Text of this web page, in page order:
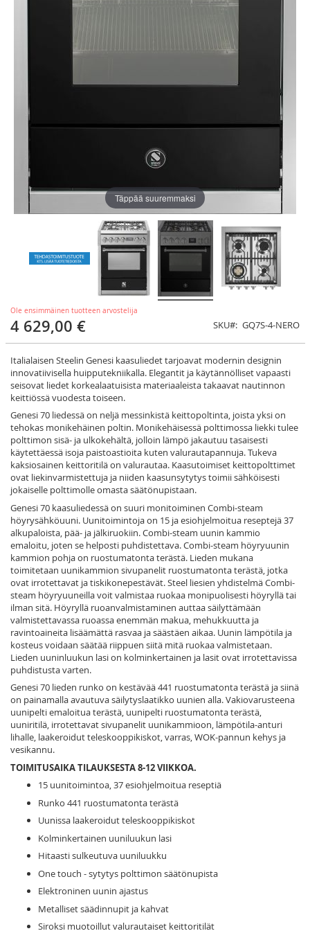
Ole ensimmäinen tuotteen arvostelija
4 629,00 € SKU GQ7S-4-NERO
Italialaisen Steelin Genesi kaasuliedet tarjoavat modernin designin
innovatiivisella huipputekniikalla. Elegantit ja käytännölliset vapaasti
seisovat liedet korkealaatuisista materiaaleista takaavat nautinnon
keittiössä vuodesta toiseen.
Genesi 70 liedessä on neljä messinkistä keittopoltinta, joista yksi on
tehokas monikehäinen poltin. Monikehäisessä polttimossa liekki tulee
polttimon sisä- ja ulkokehältä, jolloin lämpö jakautuu tasaisesti
käytettäessä isoja paistoastioita kuten valurautapannuja. Tukeva
kaksiosainen keittoritilä on valurautaa. Kaasutoimiset keittopolttimet
ovat liekinvarmistettuja ja niiden kaasunsytytys toimii sähköisesti
jokaiselle polttimolle omasta säätönupistaan.
Genesi 70 kaasuliedessä on suuri monitoiminen Combi-steam
höyrysähköuuni. Uunitoimintoja on 15 ja esiohjelmoitua reseptejä 37
alkupaloista, pää- ja jälkiruokiin. Combi-steam uunin kammio
emaloitu, joten se helposti puhdistettava. Combi-steam höyryuunin
kammion pohja on ruostumatonta terästä. Lieden mukana
toimitetaan uunikammion sivupanelit ruostumatonta terästä, jotka
ovat irrotettavat ja tiskikonepestävät. Steel liesien yhdistelmä Combi-
steam höyryuuneilla voit valmistaa ruokaa monipuolisesti höyryllä tai
ilman sitä. Höyryllä ruoanvalmistaminen auttaa säilyttämään
valmistettavassa ruoassa enemmän makua, mehukkuutta ja
ravintoaineita lisäämättä rasvaa ja säästäen aikaa. Uunin lämpötila ja
kosteus voidaan säätää riippuen siitä mitä ruokaa valmistetaan.
Lieden uuninluukun lasi on kolminkertainen ja lasit ovat irrotettavissa
puhdistusta varten.
Genesi 70 lieden runko on kestävää 441 ruostumatonta terästä ja siinä
on painamalla avautuva säilytyslaatikko uunien alla. Vakiovarusteena
uunipelti emaloitua terästä, uunipelti ruostumatonta terästä,
uuniritilä, irrotettavat sivupanelit uunikammioon, lämpötila-anturi
lihalle, laakeroidut teleskooppikiskot, varras, WOK-pannun kehys ja
vesikannu.
TOIMITUSAIKA TILAUKSESTA 8-12 VIIKKOA.
15 uunitoimintoa, 37 esiohjelmoitua reseptiä
Runko 441 ruostumatonta terästä
Uunissa laakeroidut teleskooppikiskot
Kolminkertainen uuniluukun lasi
Hitaasti sulkeutuva uuniluukku
One touch - sytytys polttimon säätönupista
Elektroninen uunin ajastus
Metalliset säädinnupit ja kahvat
Siroksi muotoillut valurautaiset keittoritilät
Täppää suuremmaksi